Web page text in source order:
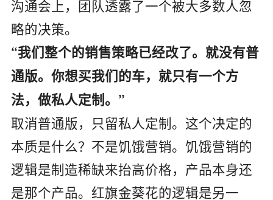
沟通会上，团队透露了一个被大多数人忽
略的决策。
“我们整个的销售策略已经改了。就没有普
通版。你想买我们的车，就只有一个方
法，做私人定制。”
取消普通版，只留私人定制。这个决定的
本质是什么？不是饥饿营销。饥饿营销的
逻辑是制造稀缺来抬高价格，产品本身还
是那个产品。红旗金葵花的逻辑是另一